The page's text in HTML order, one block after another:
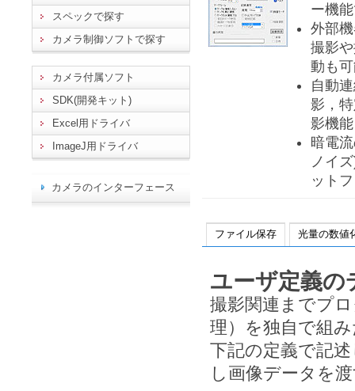
ー機
外部
撮影
動も
自動
影，
影機
暗電
ノイ
ット
ファイル保存 光量の数値
ユーザ定義の
撮影関連までプ
理）を独自で組
下記の定義で記
し画像データを
スペックで探す
カメラ制御ソフトで探す
カメラ付属ソフト
SDK(開発キット)
Excel用ドライバ
ImageJ用ドライバ
カメラのインターフェース